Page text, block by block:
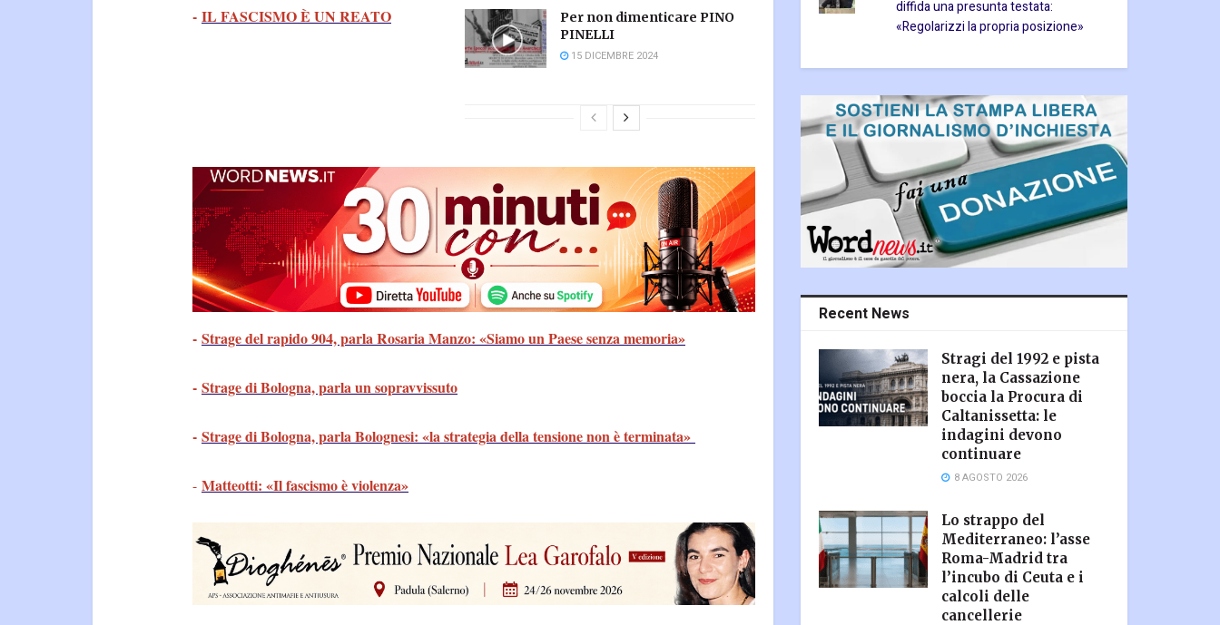
Per non dimenticare PINO
PINELLI
15 DICEMBRE 2024
- IL FASCISMO È UN REATO
- Strage del rapido 904, parla Rosaria Manzo: «Siamo un Paese senza memoria»
- Strage di Bologna, parla un sopravvissuto
- Strage di Bologna, parla Bolognesi: «la strategia della tensione non è terminata»
- Matteotti: «Il fascismo è violenza»
diffida una presunta testata:
«Regolarizzi la propria posizione»
Recent News
Stragi del 1992 e pista
nera, la Cassazione
boccia la Procura di
Caltanissetta: le
indagini devono
continuare
8 AGOSTO 2026
Lo strappo del
Mediterraneo: l’asse
Roma-Madrid tra
l’incubo di Ceuta e i
calcoli delle
cancellerie